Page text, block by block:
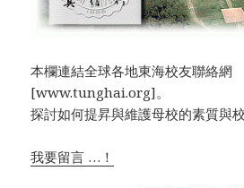
本欄連結全球各地東海校友聯絡網
[www.tunghai.org]。
探討如何提昇與維護母校的素質與
我要留言 …！